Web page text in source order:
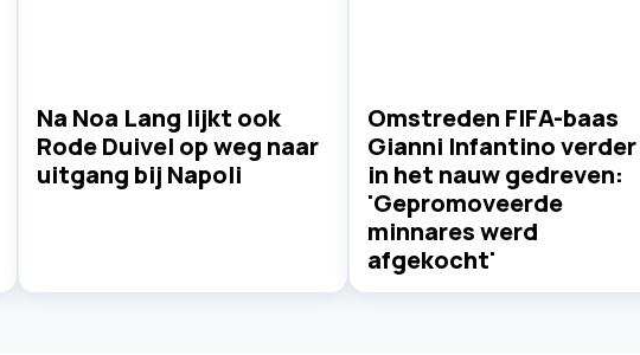
Na Noa Lang lijkt ook
Rode Duivel op weg naar
uitgang bij Napoli
Omstreden FIFA-baas
Gianni Infantino verder
in het nauw gedreven:
'Gepromoveerde
minnares werd
afgekocht'